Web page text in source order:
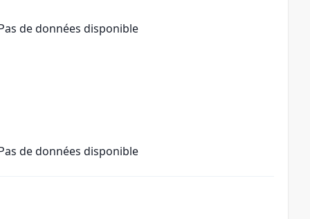
de données disponible
de données disponible